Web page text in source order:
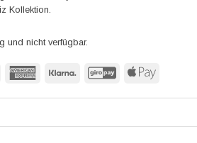
Kollektion.
und nicht verfügbar.
MasterCard American
Klarna GiroPay Apple